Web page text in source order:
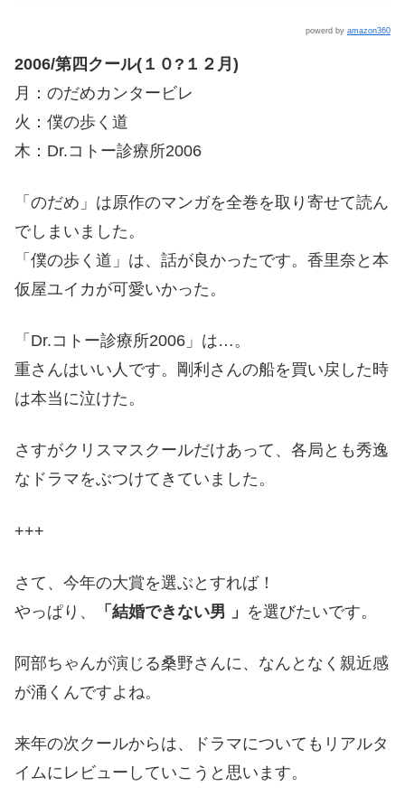
powerd by amazon360
2006/第四クール(１０?１２月)
月：のだめカンタービレ
火：僕の歩く道
木：Dr.コトー診療所2006
「のだめ」は原作のマンガを全巻を取り寄せて読ん
でしまいました。
「僕の歩く道」は、話が良かったです。香里奈と本
仮屋ユイカが可愛いかった。
「Dr.コトー診療所2006」は…。
重さんはいい人です。剛利さんの船を買い戻した時
は本当に泣けた。
さすがクリスマスクールだけあって、各局とも秀逸
なドラマをぶつけてきていました。
+++
さて、今年の大賞を選ぶとすれば！
やっぱり、
「結婚できない男 」 を選びたいです。
阿部ちゃんが演じる桑野さんに、なんとなく親近感
が涌くんですよね。
来年の次クールからは、ドラマについてもリアルタ
イムにレビューしていこうと思います。